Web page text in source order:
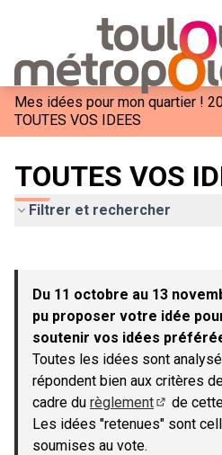
Mes idées pour mon quartier !
TOUTES VOS IDEES
TOUTES VOS
Filtrer et rechercher
−
Du 11 octobre au 13
pu proposer votre idée
soutenir vos idées
Toutes les idées sont
répondent bien aux critères
cadre du règlement
(Lien
de
Les idées "retenues" sont
soumises au vote.